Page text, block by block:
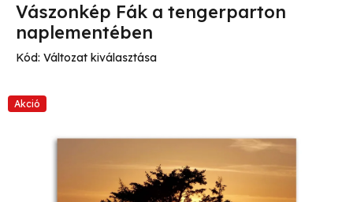
Vászonkép Fák a tengerparton
naplementében
Kód: Változat kiválasztása
Akció